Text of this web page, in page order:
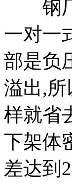
钢厂,
一对一
部是负
溢出,
样就省
下架体
差达到